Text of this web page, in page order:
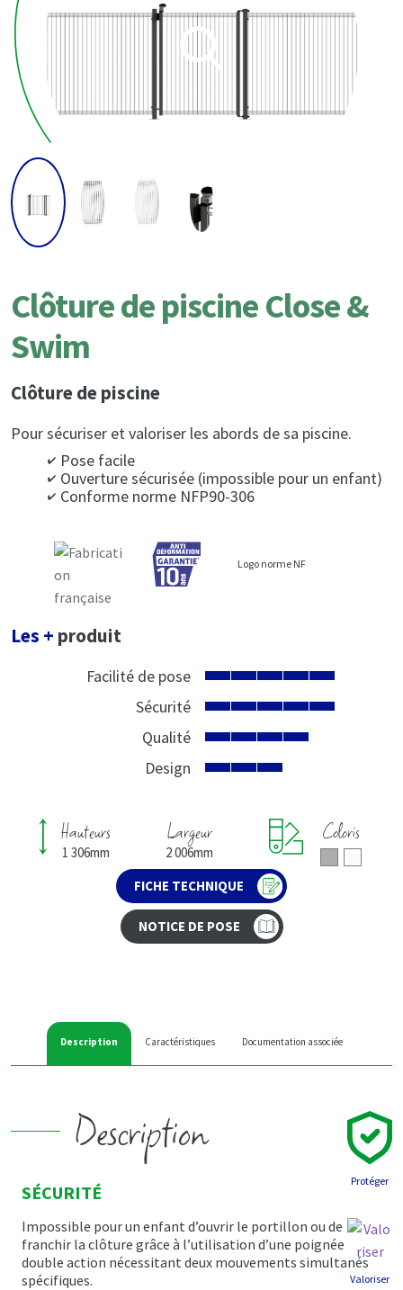
Clôture de piscine Close &
Swim
Clôture de piscine
Pour sécuriser et valoriser les abords de sa piscine.
Pose facile
Ouverture sécurisée (impossible pour un enfant)
Conforme norme NFP90-306
Logo norme NF
Les + produit
Facilité de pose
Sécurité
Qualité
Design
Hauteurs
1 306mm
Largeur
2 006mm
Coloris
FICHE TECHNIQUE
NOTICE DE POSE
Description Caractéristiques Documentation associée
Description
Protéger
Valoriser
SÉCURITÉ
Impossible pour un enfant d’ouvrir le portillon ou de
franchir la clôture grâce à l’utilisation d’une poignée
double action nécessitant deux mouvements simultanés
spécifiques.